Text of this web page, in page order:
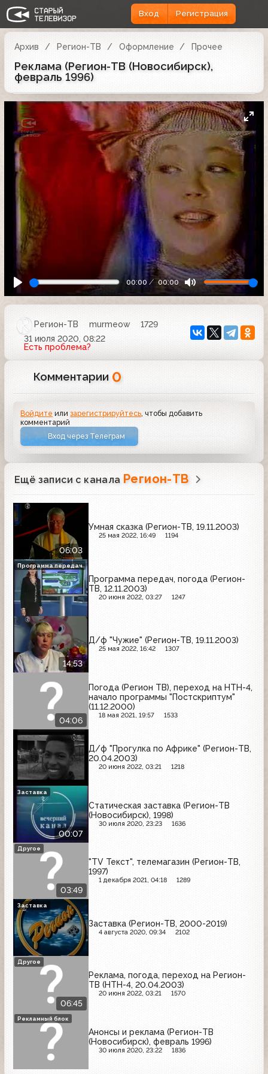
Вход Регистрация
Архив Регион-ТВ Оформление Прочее
Реклама (Регион-ТВ (Новосибирск),
февраль 1996)
00:00 00:00
Регион-ТВ murmeow
1729
31 июля 2020, 08:22
Есть проблема?
Комментарии 0
Войдите илизарегистрируйтесь, чтобы добавить
комментарий
Вход через Телеграм
Ещё записи с канала Регион-ТВ
06:03
Умная сказка (Регион-ТВ, 19.11.2003)
25 мая 2022, 16:49 1194
Программа передач, погода (Регион-
ТВ, 12.11.2003)
20 июня 2022, 03:27 1247
Программа передач
14:53
Д/ф "Чужие" (Регион-ТВ, 19.11.2003)
25 мая 2022, 16:42 1307
04:06
Погода (Регион ТВ), переход на НТН-4,
начало программы "Постскриптум"
(11.12.2000)
18 мая 2021, 19:57 1533
Д/ф "Прогулка по Африке" (Регион-ТВ,
20.04.2003)
20 июня 2022, 03:21 1218
00:07
Статическая заставка (Регион-ТВ
(Новосибирск), 1998)
30 июля 2020, 23:23 1636
Заставка
03:49
"TV Текст", телемагазин (Регион-ТВ,
1997)
1 декабря 2021, 04:18 1289
Другое
Заставка (Регион-ТВ, 2000-2019)
4 августа 2020, 09:34 2102
Заставка
06:45
Реклама, погода, переход на Регион-
ТВ (НТН-4, 20.04.2003)
20 июня 2022, 03:21 1570
Другое
Анонсы и реклама (Регион-ТВ
(Новосибирск), февраль 1996)
30 июля 2020, 23:22 1836
Рекламный блок